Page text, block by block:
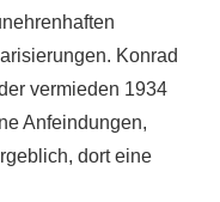
Konrad
vermieden 1934
Anfeindungen,
dort eine